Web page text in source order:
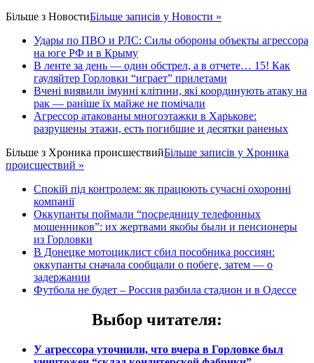
Більше з НовостиБільше записів у Новости »
Удары по ПВО и РЛС: Силы обороны объекты агрессора
на юге РФ и в Крыму
В ленте за день — один обстрел, а в отчете… 15! Как
гауляйтер Горловки “играет” прилетами
Вчені виявили імунні клітини, які координують атаку на
рак — раніше їх майже не помічали
Агрессор атакованы многоэтажки в Харькове:
разрушены этажи, есть погибшие и десятки раненых
Більше з Хроника происшествийБільше записів у Хроника
происшествий »
Спокій під контролем: як працюють сучасні охоронні
компанії
Оккупанты поймали “посредницу телефонных
мошенников”: их жертвами якобы были и пенсионеры
из Горловки
В Донецке мотоциклист сбил пособника россиян:
оккупанты сначала сообщали о побеге, затем — о
задержании
Футбола не будет – Россия разбила стадион и в Одессе
Выбор читателя:
У агрессора уточнили, что вчера в Горловке был